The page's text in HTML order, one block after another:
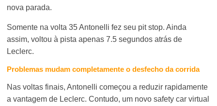
nova parada.
Somente na volta 35 Antonelli fez seu pit stop. Ainda
assim, voltou à pista apenas 7.5 segundos atrás de
Leclerc.
Problemas mudam completamente o desfecho da corrida
Nas voltas finais, Antonelli começou a reduzir rapidamente
a vantagem de Leclerc. Contudo, um novo safety car virtual